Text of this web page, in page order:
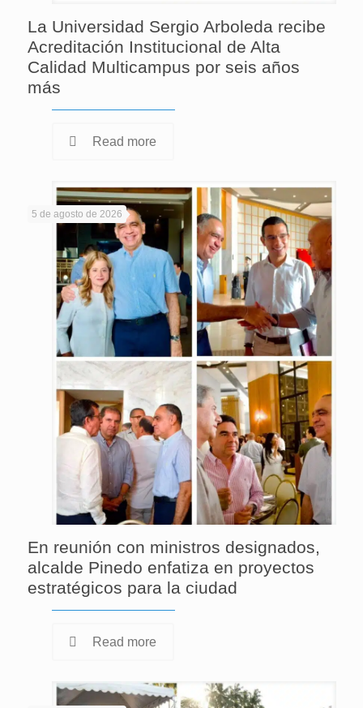
La Universidad Sergio Arboleda recibe
Acreditación Institucional de Alta
Calidad Multicampus por seis años
más
Read more
5 de agosto de 2026
En reunión con ministros designados,
alcalde Pinedo enfatiza en proyectos
estratégicos para la ciudad
Read more